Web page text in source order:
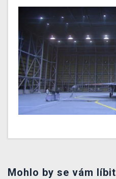
Mohlo by se vám líbit